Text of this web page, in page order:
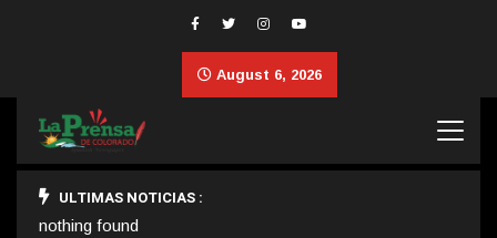
August 6, 2026
ULTIMAS NOTICIAS :
nothing found